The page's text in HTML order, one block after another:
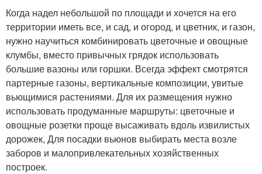
Когда надел небольшой по площади и хочется на его
территории иметь все, и сад, и огород, и цветник, и газон,
нужно научиться комбинировать цветочные и овощные
клумбы, вместо привычных грядок использовать
большие вазоны или горшки. Всегда эффект смотрятся
партерные газоны, вертикальные композиции, увитые
вьющимися растениями. Для их размещения нужно
использовать продуманные маршруты: цветочные и
овощные розетки проще высаживать вдоль извилистых
дорожек, Для посадки вьюнов выбирать места возле
заборов и малопривлекательных хозяйственных
построек.